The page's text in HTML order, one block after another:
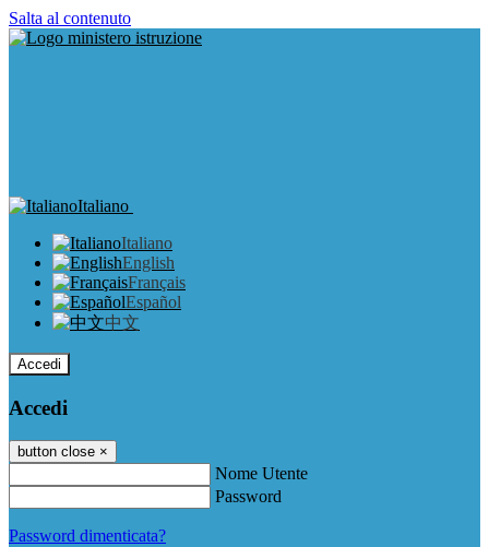
Salta al contenuto
Italiano
Italiano
English
Français
Español
中文
Accedi
Accedi
button close ×
Nome Utente
Password
Password dimenticata?